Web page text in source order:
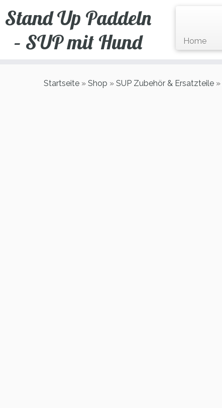
Inhalt
Stand Up Paddeln
– SUP mit Hund
Home
Startseite » Shop » SUP Zubehör & Ersatzteile »